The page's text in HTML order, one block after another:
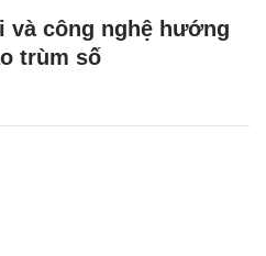
và công nghệ hướng
trùm số